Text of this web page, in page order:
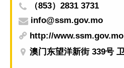
（853）2831 3731
info@ssm.gov.mo
http://www.ssm.gov.mo
澳门东望洋新街 339号